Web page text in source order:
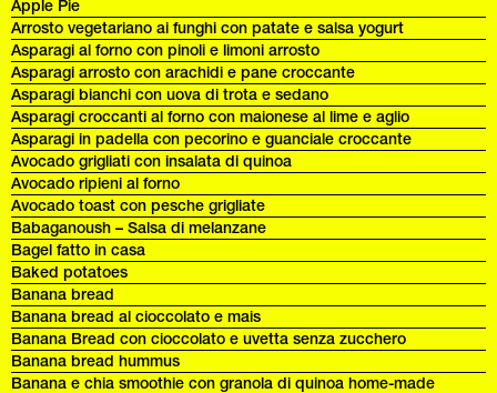
Apple Pie
Arrosto vegetariano ai funghi con patate e salsa yogurt
Asparagi al forno con pinoli e limoni arrosto
Asparagi arrosto con arachidi e pane croccante
Asparagi bianchi con uova di trota e sedano
Asparagi croccanti al forno con maionese al lime e aglio
Asparagi in padella con pecorino e guanciale croccante
Avocado grigliati con insalata di quinoa
Avocado ripieni al forno
Avocado toast con pesche grigliate
Babaganoush – Salsa di melanzane
Bagel fatto in casa
Baked potatoes
Banana bread
Banana bread al cioccolato e mais
Banana Bread con cioccolato e uvetta senza zucchero
Banana bread hummus
Banana e chia smoothie con granola di quinoa home-made